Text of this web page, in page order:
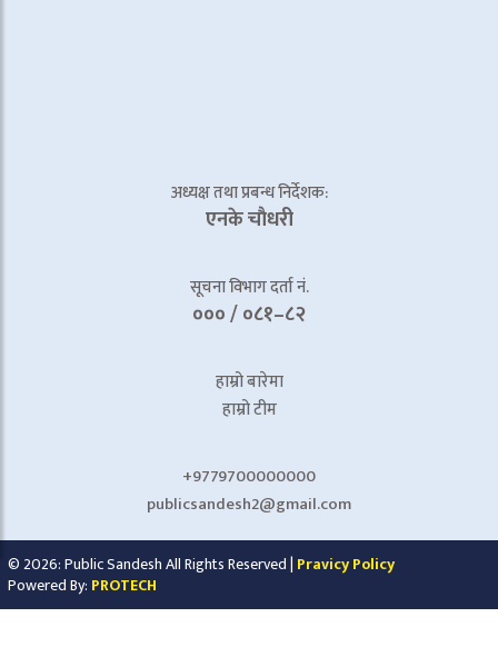
अध्यक्ष तथा प्रबन्ध निर्देशक:
एनके चाैधरी
सूचना विभाग दर्ता नं.
००० / ०८१–८२
हाम्रो बारेमा
हाम्रो टीम
+9779700000000
publicsandesh2@gmail.com
© 2026: Public Sandesh All Rights Reserved | Pravicy Policy
Powered By: PROTECH